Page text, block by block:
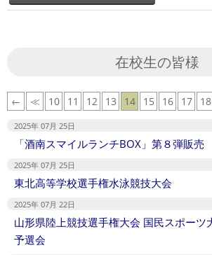
在校生の皆様
← ≪ 10 11 12 13 14 15 16 17 18
2025年 07月 25日
「酒南スマイルランチBOX」第８弾販売
2025年 07月 25日
東北高等学校選手権水泳競技大会
2025年 07月 22日
山形県陸上競技選手権大会 国民スポーツ
予選会